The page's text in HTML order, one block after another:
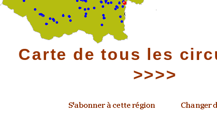
Carte de tous les
>>>>